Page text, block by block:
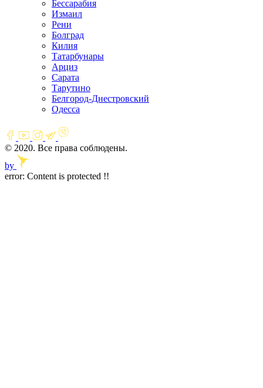
Бессарабия
Измаил
Рени
Болград
Килия
Татарбунары
Арциз
Сарата
Тарутино
Белгород-Днестровский
Одесса
© 2020. Все права соблюдены.
by
error: Content is protected !!